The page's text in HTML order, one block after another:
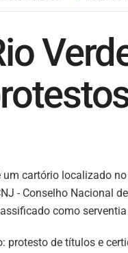
um cartório localizado
- Conselho Nacional
como
protesto de títulos e